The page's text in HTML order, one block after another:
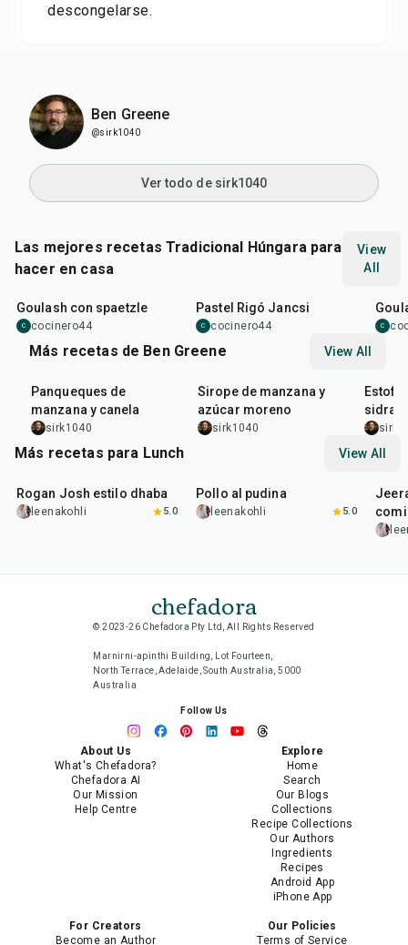
descongelarse.
Ben Greene
@sirk1040
Ver todo de sirk1040
Las mejores recetas Tradicional Húngara para
hacer en casa
View
All
2hr
Goulash con spaetzle
C cocinero44
Pastel Rigó Jancsi
C cocinero44 C
Más recetas de Ben Greene View All
Panqueques de
manzana y canela
sirk1040
Sirope de manzana y
azúcar moreno
sirk1040
sidra
Más recetas para Lunch View All
Rogan Josh estilo dhaba
leenakohli 5.0
Pollo al pudina
leenakohli 5.0
chefadora
© 2023-26 Chefadora Pty Ltd, All Rights Reserved
Marnirni-apinthi Building, Lot Fourteen,
North Terrace, Adelaide, South Australia, 5000
Australia
Follow Us
About Us
What's Chefadora?
Chefadora AI
Our Mission
Help Centre
Explore
Home
Search
Our Blogs
Collections
Recipe Collections
Our Authors
Ingredients
Recipes
Android App
iPhone App
For Creators
Become an Author
Our Policies
Terms of Service